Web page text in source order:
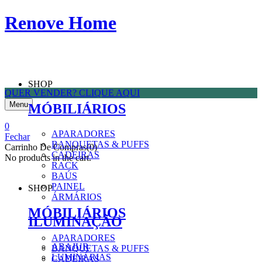
Renove Home
SHOP
MÓBILIÁRIOS
APARADORES
BANQUETAS & PUFFS
CADEIRAS
RACK
BAÚS
PAINEL
ÁRMÁRIOS
ILUMINAÇÃO
QUER VENDER? CLIQUE AQUI
Menu
0
Fechar
Carrinho De Compras(0)
No products in the cart.
SHOP
MÓBILIÁRIOS
APARADORES
BANQUETAS & PUFFS